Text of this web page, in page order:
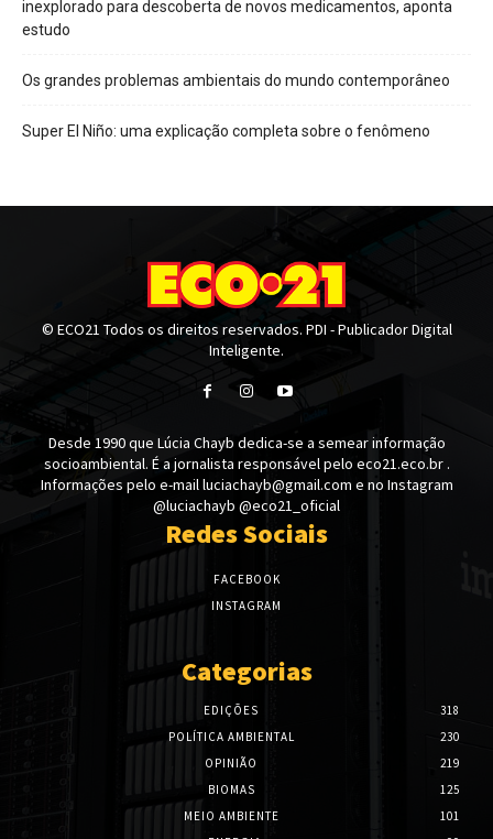
inexplorado para descoberta de novos medicamentos, aponta
estudo
Os grandes problemas ambientais do mundo contemporâneo
Super El Niño: uma explicação completa sobre o fenômeno
© ECO21 Todos os direitos reservados. PDI - Publicador Digital
Inteligente.
Desde 1990 que Lúcia Chayb dedica-se a semear informação
socioambiental. É a jornalista responsável pelo eco21.eco.br .
Informações pelo e-mail luciachayb@gmail.com e no Instagram
@luciachayb @eco21_oficial
Redes Sociais
FACEBOOK
INSTAGRAM
Categorias
EDIÇÕES
318
POLÍTICA AMBIENTAL
230
OPINIÃO
219
BIOMAS
125
MEIO AMBIENTE
101